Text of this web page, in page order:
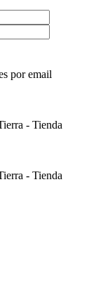
por email